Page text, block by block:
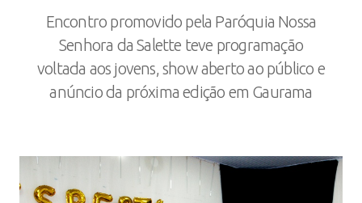
Encontro promovido pela Paróquia Nossa
Senhora da Salette teve programação
voltada aos jovens, show aberto ao público e
anúncio da próxima edição em Gaurama